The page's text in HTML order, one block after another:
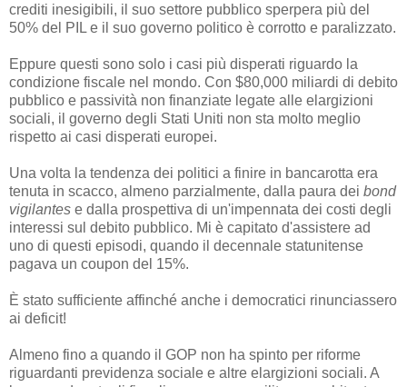
crediti inesigibili, il suo settore pubblico sperpera più del
50% del PIL e il suo governo politico è corrotto e paralizzato.
Eppure questi sono solo i casi più disperati riguardo la
condizione fiscale nel mondo. Con $80,000 miliardi di debito
pubblico e passività non finanziate legate alle elargizioni
sociali, il governo degli Stati Uniti non sta molto meglio
rispetto ai casi disperati europei.
Una volta la tendenza dei politici a finire in bancarotta era
tenuta in scacco, almeno parzialmente, dalla paura dei bond
vigilantes e dalla prospettiva di un'impennata dei costi degli
interessi sul debito pubblico. Mi è capitato d'assistere ad
uno di questi episodi, quando il decennale statunitense
pagava un coupon del 15%.
È stato sufficiente affinché anche i democratici rinunciassero
ai deficit!
Almeno fino a quando il GOP non ha spinto per riforme
riguardanti previdenza sociale e altre elargizioni sociali. A